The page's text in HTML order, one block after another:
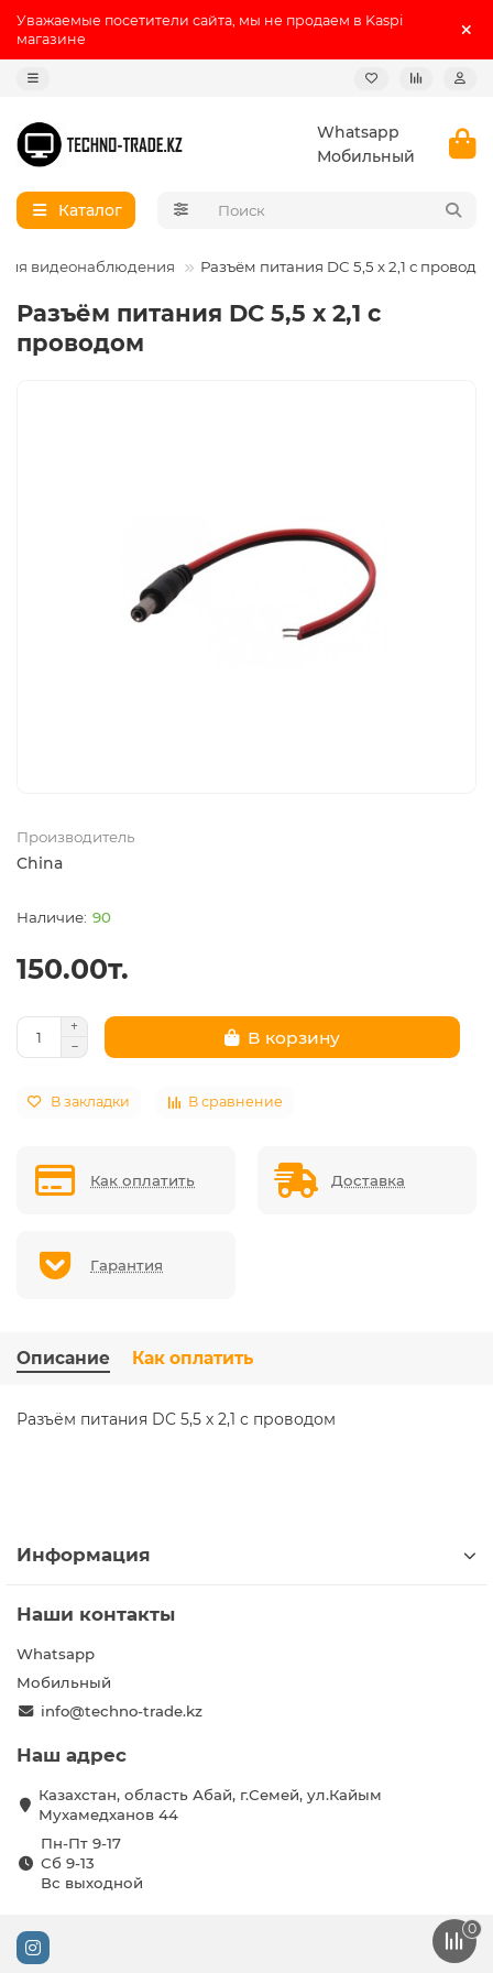
Уважаемые посетители сайта, мы не продаем в Kaspi
магазине
Whatsapp
Мобильный
Каталог
видеонаблюдения Разъём питания DC 5,5 х 2,1 с
Разъём питания DC 5,5 х 2,1 с
проводом
Производитель
China
90
150.00т.
В корзину
В закладки В сравнение
Как оплатить Доставка
Гарантия
Описание Как оплатить
Разъём питания DC 5,5 х 2,1 с проводом
Информация
Наши контакты
Whatsapp
Мобильный
info@techno-trade.kz
Наш адрес
Казахстан, область Абай, г.Семей, ул.Кайым
Мухамедханов 44
Пн-Пт 9-17
Сб 9-13
Вс выходной
0